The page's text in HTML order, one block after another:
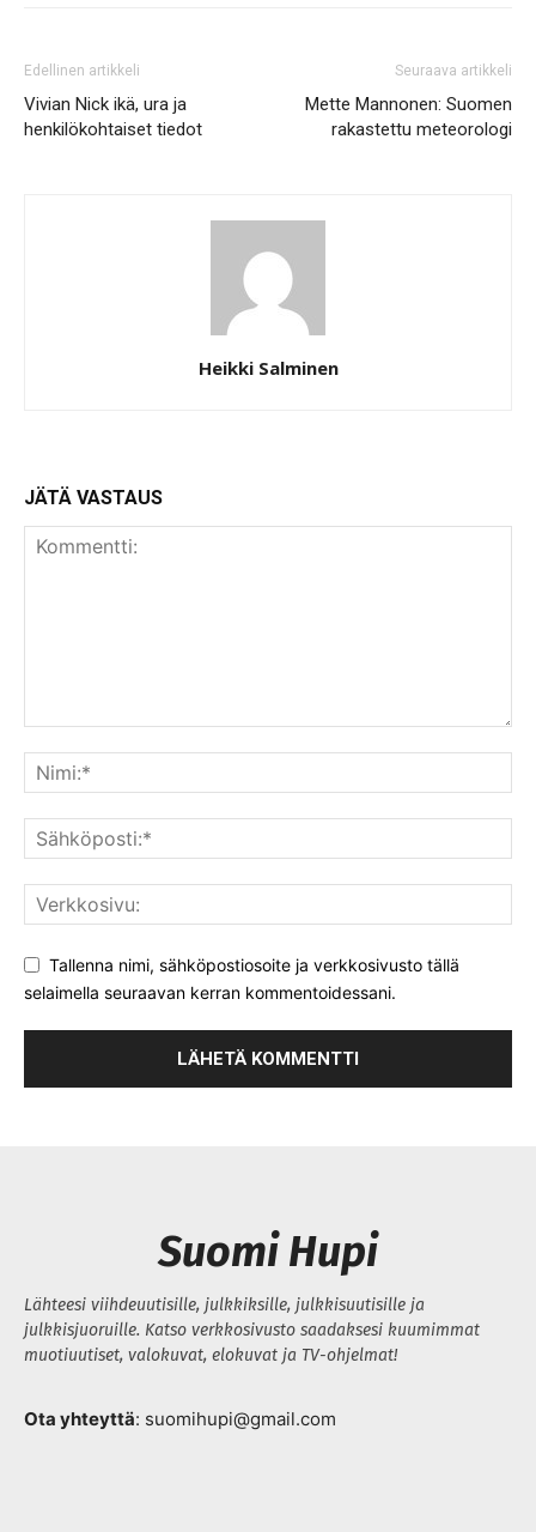
Edellinen artikkeli
Vivian Nick ikä, ura ja
henkilökohtaiset tiedot
Seuraava artikkeli
Mette Mannonen: Suomen
rakastettu meteorologi
Heikki Salminen
JÄTÄ VASTAUS
Tallenna nimi, sähköpostiosoite ja verkkosivusto tällä
selaimella seuraavan kerran kommentoidessani.
Suomi Hupi
Lähteesi viihdeuutisille, julkkiksille, julkkisuutisille ja
julkkisjuoruille. Katso verkkosivusto saadaksesi kuumimmat
muotiuutiset, valokuvat, elokuvat ja TV-ohjelmat!
Ota yhteyttä: suomihupi@gmail.com